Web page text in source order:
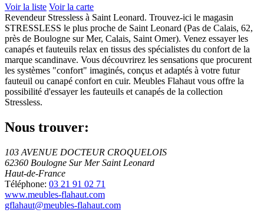
Voir la liste Voir la carte
Revendeur Stressless à Saint Leonard. Trouvez-ici le magasin
STRESSLESS le plus proche de Saint Leonard (Pas de Calais, 62,
près de Boulogne sur Mer, Calais, Saint Omer). Venez essayer les
canapés et fauteuils relax en tissus des spécialistes du confort de la
marque scandinave. Vous découvrirez les sensations que procurent
les systèmes "confort" imaginés, conçus et adaptés à votre futur
fauteuil ou canapé confort en cuir. Meubles Flahaut vous offre la
possibilité d'essayer les fauteuils et canapés de la collection
Stressless.
Nous trouver:
103 AVENUE DOCTEUR CROQUELOIS
62360 Boulogne Sur Mer Saint Leonard
Haut-de-France
Téléphone: 03 21 91 02 71
www.meubles-flahaut.com
gflahaut@meubles-flahaut.com